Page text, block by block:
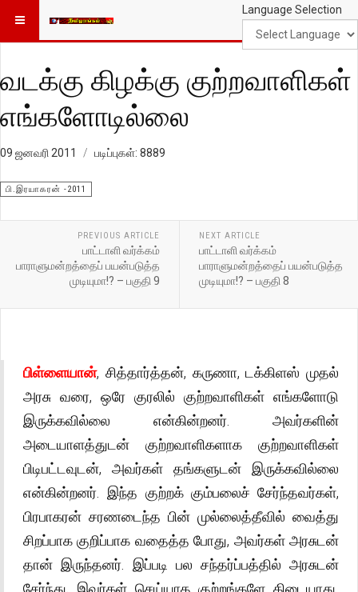
Language Selection
வடக்கு கிழக்கு குற்றவாளிகள்
எங்களோடில்லை
09 ஜனவரி 2011 படிப்புகள்: 8889
பி.இரயாகரன் -2011
PREVIOUS ARTICLE
பாட்டாளி வர்க்கம்
பாராளுமன்றத்தைப் பயன்படுத்த
முடியுமா!? – பகுதி 9
NEXT ARTICLE
பாட்டாளி வர்க்கம்
பாராளுமன்றத்தைப் பயன்படுத்த
முடியுமா!? – பகுதி 8
பிள்ளையான், சித்தார்த்தன், கருணா, டக்கிளஸ் முதல்
அரசு வரை, ஒரே குரலில் குற்றவாளிகள் எங்களோடு
இருக்கவில்லை என்கின்றனர். அவர்களின்
அடையாளத்துடன் குற்றவாளிகளாக குற்றவாளிகள்
பிடிபட்டவுடன், அவர்கள் தங்களுடன் இருக்கவில்லை
என்கின்றனர். இந்த குற்றக் கும்பலைச் சேர்ந்தவர்கள்,
பிரபாகரன் சரணடைந்த பின் முல்லைத்தீவில் வைத்து
சிறப்பாக குறிப்பாக வதைத்த போது, அவர்கள் அரசுடன்
தான் இருந்தனர். இப்படி பல சந்தர்ப்பத்தில் அரசுடன்
சேர்ந்து, இவர்கள் செய்யாத குற்றங்களே கிடையாது.